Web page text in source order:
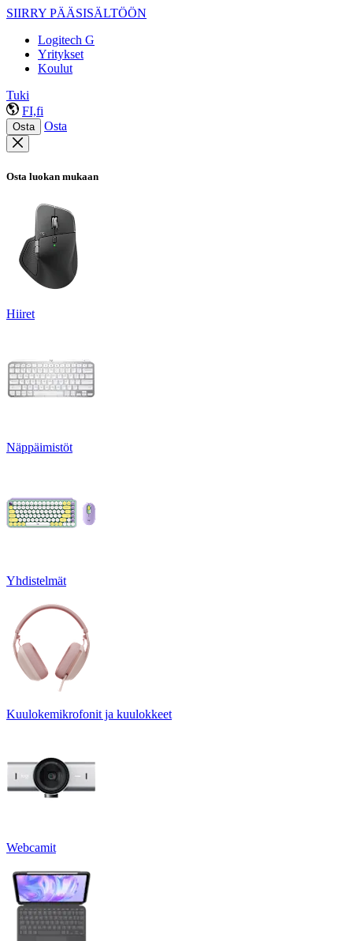
SIIRRY PÄÄSISÄLTÖÖN
Logitech G
Yritykset
Koulut
Tuki
FI,fi
Osta Osta
Osta luokan mukaan
Hiiret
Näppäimistöt
Yhdistelmät
Kuulokemikrofonit ja kuulokkeet
Webcamit